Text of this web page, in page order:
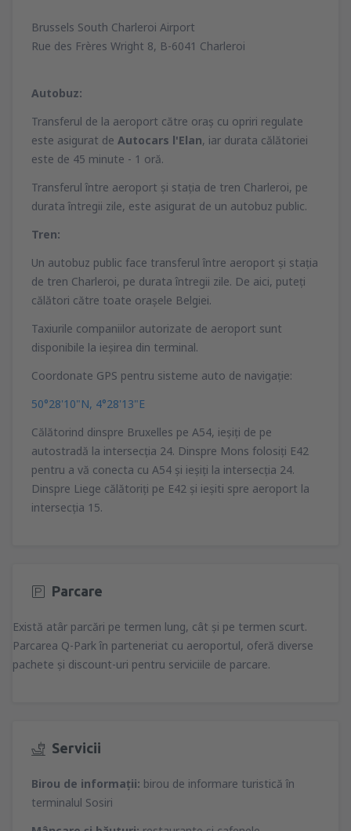
Brussels South Charleroi Airport
Rue des Frères Wright 8, B-6041 Charleroi
Autobuz:
Transferul de la aeroport către oraş cu opriri regulate
este asigurat de Autocars l'Elan, iar durata călătoriei
este de 45 minute - 1 oră.
Transferul între aeroport şi staţia de tren Charleroi, pe
durata întregii zile, este asigurat de un autobuz public.
Tren:
Un autobuz public face transferul între aeroport şi staţia
de tren Charleroi, pe durata întregii zile. De aici, puteţi
călători către toate oraşele Belgiei.
Taxiurile companiilor autorizate de aeroport sunt
disponibile la ieşirea din terminal.
Coordonate GPS pentru sisteme auto de navigaţie:
50°28'10"N, 4°28'13"E
Călătorind dinspre Bruxelles pe A54, ieşiţi de pe
autostradă la intersecţia 24. Dinspre Mons folosiţi E42
pentru a vă conecta cu A54 şi ieşiţi la intersecţia 24.
Dinspre Liege călătoriţi pe E42 şi ieşiti spre aeroport la
intersecţia 15.
Parcare
Există atâr parcări pe termen lung, cât şi pe termen scurt.
Parcarea Q-Park în parteneriat cu aeroportul, oferă diverse
pachete şi discount-uri pentru serviciile de parcare.
Servicii
Birou de informaţii: birou de informare turistică în
terminalul Sosiri